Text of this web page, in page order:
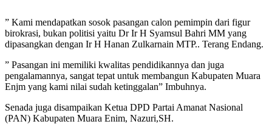
” Kami mendapatkan sosok pasangan calon pemimpin dari figur
birokrasi, bukan politisi yaitu Dr Ir H Syamsul Bahri MM yang
dipasangkan dengan Ir H Hanan Zulkarnain MTP.. Terang Endang.
” Pasangan ini memiliki kwalitas pendidikannya dan juga
pengalamannya, sangat tepat untuk membangun Kabupaten Muara
Enjm yang kami nilai sudah ketinggalan” Imbuhnya.
Senada juga disampaikan Ketua DPD Partai Amanat Nasional
(PAN) Kabupaten Muara Enim, Nazuri,SH.